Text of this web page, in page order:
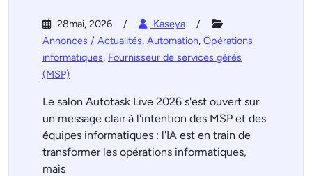
28mai, 2026
Kaseya
Annonces / Actualités, Automation, Opérations
informatiques, Fournisseur de services gérés
(MSP)
Le salon Autotask Live 2026 s'est ouvert sur
un message clair à l'intention des MSP et des
équipes informatiques : l'IA est en train de
transformer les opérations informatiques,
mais